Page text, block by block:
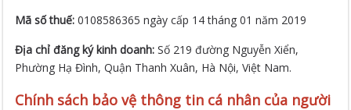
Mã số thuế:0108586365 ngày cấp 14 tháng 01 năm 2019
Địa chỉ đăng ký kinh doanh:Số 219 đường Nguyễn Xiển,
Phường Hạ Đình, Quận Thanh Xuân, Hà Nội, Việt Nam.
Chính sách bảo vệ thông tin cá nhân của người